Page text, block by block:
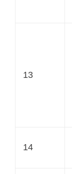
13
14